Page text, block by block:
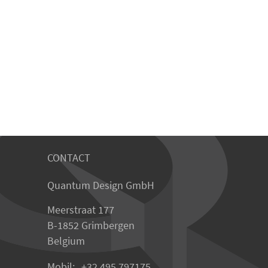
CONTACT
Quantum Design GmbH
Meerstraat 177
B-1852 Grimbergen
Belgium